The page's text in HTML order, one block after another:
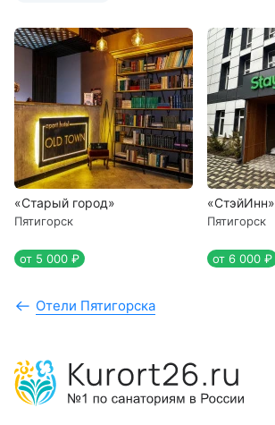
«Старый город»
Пятигорск
от 5 000 ₽
«СтэйИнн»
Пятигорск
от 6 000 ₽
Отели Пятигорска